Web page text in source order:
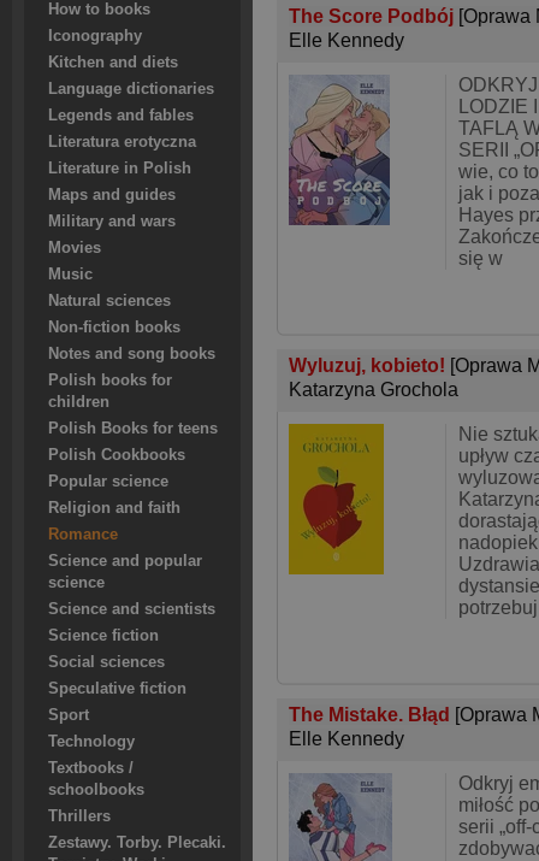
How to books
Iconography
Kitchen and diets
Language dictionaries
Legends and fables
Literatura erotyczna
Literature in Polish
Maps and guides
Military and wars
Movies
Music
Natural sciences
Non-fiction books
Notes and song books
Polish books for
children
Polish Books for teens
Polish Cookbooks
Popular science
Religion and faith
Romance
Science and popular
science
Science and scientists
Science fiction
Social sciences
Speculative fiction
Sport
Technology
Textbooks /
schoolbooks
Thrillers
Zestawy. Torby. Plecaki.
The Score Podbój [Oprawa
Elle Kennedy
LODZIE
TAFLĄ
SERII
wie, co
jak i
Hayes
się w
Wyluzuj, kobieto! [Oprawa
Katarzyna Grochola
Nie
upływ
potrzebuj
The Mistake. Błąd [Oprawa
Elle Kennedy
Odkryj
miłość
serii